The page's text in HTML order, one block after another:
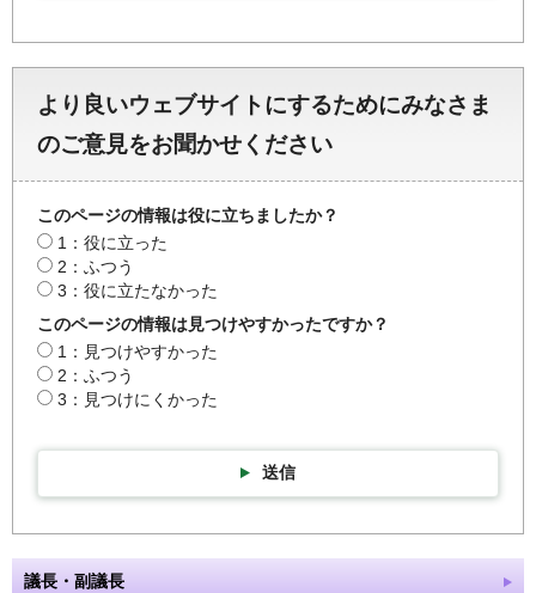
より良いウェブサイトにするためにみなさま
のご意見をお聞かせください
このページの情報は役に立ちましたか？
1：役に立った
2：ふつう
3：役に立たなかった
このページの情報は見つけやすかったですか？
1：見つけやすかった
2：ふつう
3：見つけにくかった
送信
議長・副議長